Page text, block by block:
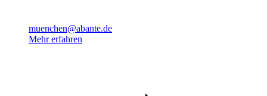
muenchen@abante.de
Mehr erfahren